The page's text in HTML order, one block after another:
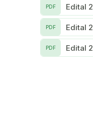
Edital
PDF
Edital
PDF
Edital
PDF